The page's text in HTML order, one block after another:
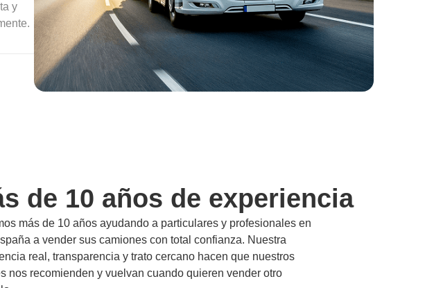
y
de 10 años de experiencia
más de 10 años ayudando a particulares y profesionales en
a vender sus camiones con total confianza. Nuestra
real, transparencia y trato cercano hacen que nuestros
nos recomienden y vuelvan cuando quieren vender otro